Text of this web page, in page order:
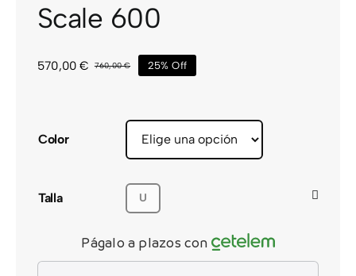
Scale 600
760,00€El
570,00€
El
25% Off
Color
Talla U
Págalo a plazos con